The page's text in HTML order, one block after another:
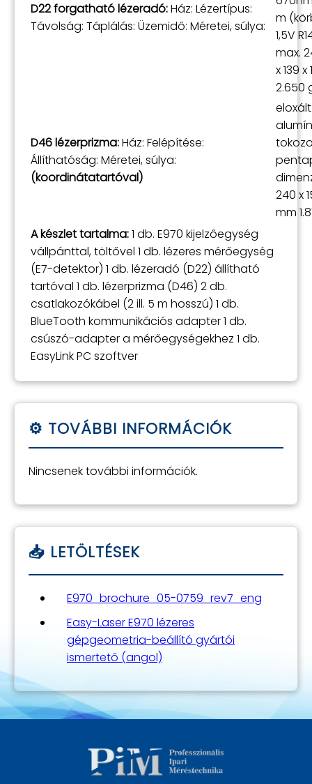
D22 forgatható lézeradó:Ház: Lézertípus:
Távolság: Táplálás: Üzemidő: Méretei, súlya:
m
1,5V
max.
x 139
2.650
D46 lézerprizma:Ház: Felépítése:
Állíthatóság: Méretei, súlya:
(koordinátatartóval)
eloxált
240 x
mm
A készlet tartalma:1 db. E970 kijelzőegység
vállpánttal, töltővel 1 db. lézeres mérőegység
(E7-detektor) 1 db. lézeradó (D22) állítható
tartóval 1 db. lézerprizma (D46) 2 db.
csatlakozókábel (2 ill. 5 m hosszú) 1 db.
BlueTooth kommunikációs adapter 1 db.
csúszó-adapter a mérőegységekhez 1 db.
EasyLink PC szoftver
Nincsenek további információk.
E970_brochure_05-0759_rev7_eng
Easy-Laser E970 lézeres
gépgeometria-beállító gyártói
ismertető (angol)